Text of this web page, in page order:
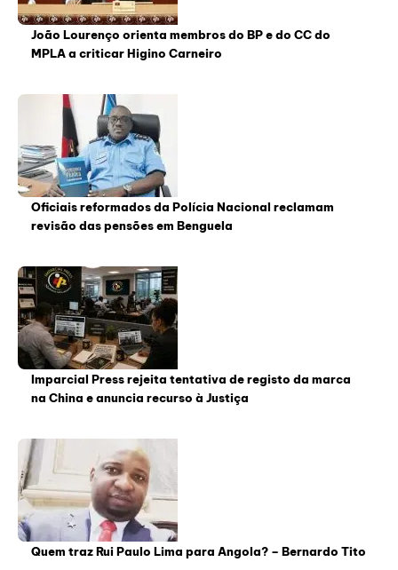
João Lourenço orienta membros do BP e do CC do
MPLA a criticar Higino Carneiro
Oficiais reformados da Polícia Nacional reclamam
revisão das pensões em Benguela
Imparcial Press rejeita tentativa de registo da marca
na China e anuncia recurso à Justiça
Quem traz Rui Paulo Lima para Angola? – Bernardo Tito